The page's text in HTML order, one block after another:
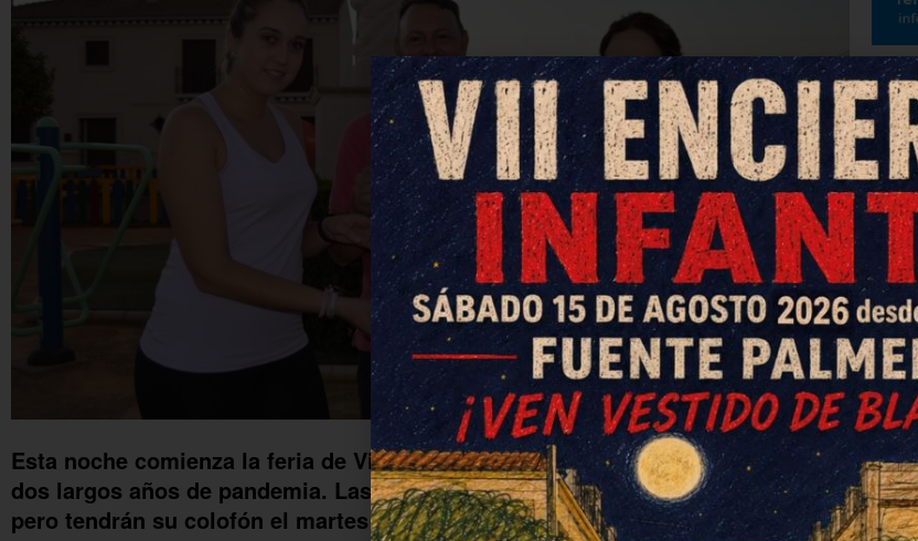
Esta noche comienza la feria de Villalón, cargada de ilusión después de los
dos largos años de pandemia. Las fiestas se prolongarán hasta el domingo,
pero tendrán su colofón el martes 2 de agosto, día de la patrona.